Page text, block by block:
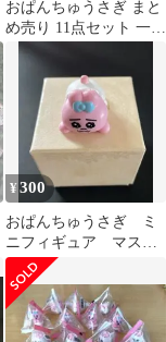
おぱんちゅうさぎ まと
め売り 11点セット 一番
くじ可哀想に！キーホ
¥300
おぱんちゅうさぎ ミ
ニフィギュア マスコ
ット